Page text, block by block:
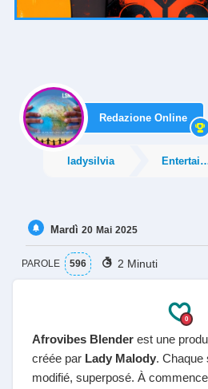
Redazione Online
ladysilvia
Mardì 20 Mai 2025
PAROLE 596 2 Minuti
0
Afrovibes Blender est une
créée par Lady Malody. Chaque
modifié, superposé. À